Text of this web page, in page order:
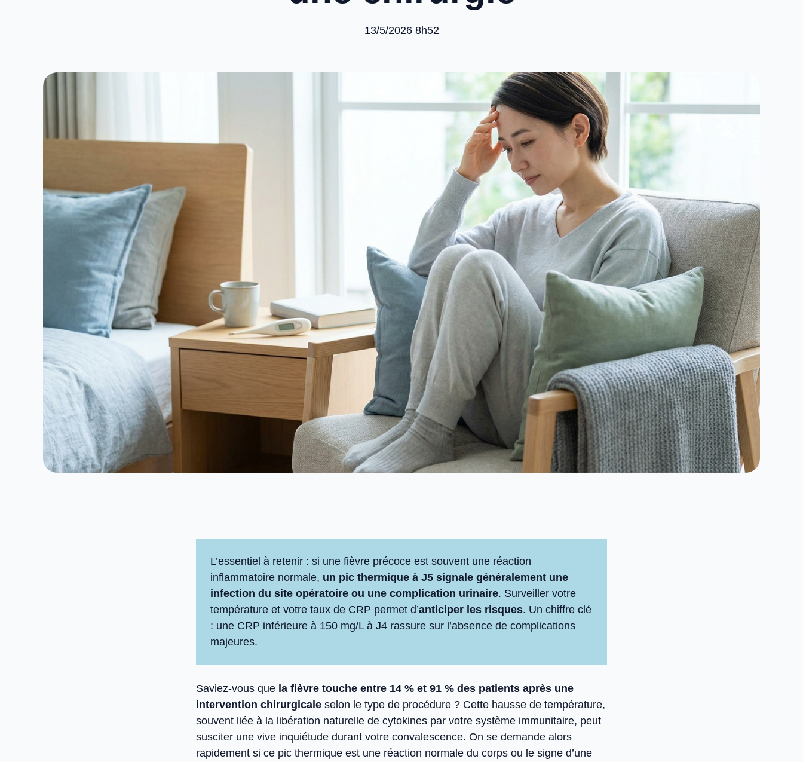
13/5/2026 8h52
L’essentiel à retenir : si une fièvre précoce est souvent une réaction
inflammatoire normale, un pic thermique à J5 signale généralement une
infection du site opératoire ou une complication urinaire. Surveiller votre
température et votre taux de CRP permet d’anticiper les risques. Un chiffre clé
: une CRP inférieure à 150 mg/L à J4 rassure sur l’absence de complications
majeures.
Saviez-vous que la fièvre touche entre 14 % et 91 % des patients après une
intervention chirurgicale selon le type de procédure ? Cette hausse de température,
souvent liée à la libération naturelle de cytokines par votre système immunitaire, peut
susciter une vive inquiétude durant votre convalescence. On se demande alors
rapidement si ce pic thermique est une réaction normale du corps ou le signe d’une